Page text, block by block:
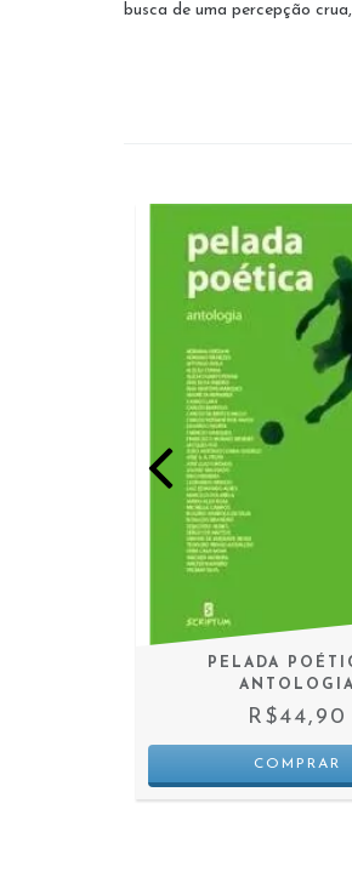
busca de uma percepção
PELADA
ANTOLOGIA
R$44,90